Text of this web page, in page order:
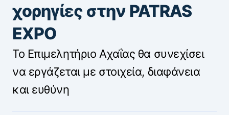
χορηγίες στην PATRAS
EXPO
Το Επιμελητήριο Αχαΐας θα συνεχίσει
να εργάζεται με στοιχεία, διαφάνεια
και ευθύνη